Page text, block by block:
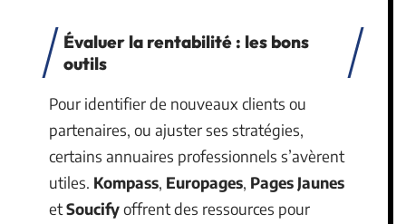
Évaluer la rentabilité : les bons
outils
Pour identifier de nouveaux clients ou
partenaires, ou ajuster ses stratégies,
certains annuaires professionnels s’avèrent
utiles. Kompass, Europages, Pages Jaunes
etSoucifyoffrent des ressources pour